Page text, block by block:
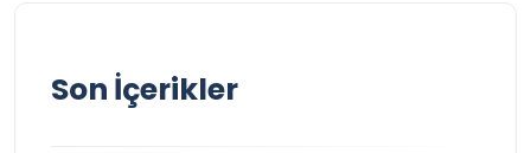
Son İçerikler